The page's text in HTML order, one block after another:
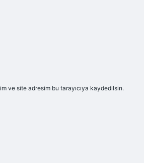
ve site adresim bu tarayıcıya kaydedilsin.